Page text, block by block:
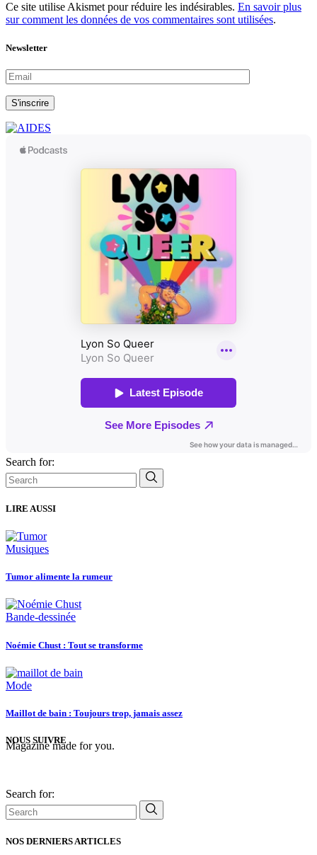
Ce site utilise Akismet pour réduire les indésirables. En savoir plus
sur comment les données de vos commentaires sont utilisées.
Newsletter
S'inscrire
Search for:
LIRE AUSSI
Musiques
Tumor alimente la rumeur
Bande-dessinée
Noémie Chust : Tout se transforme
Mode
Maillot de bain : Toujours trop, jamais assez
NOUS SUIVRE
Magazine made for you.
Search for:
NOS DERNIERS ARTICLES